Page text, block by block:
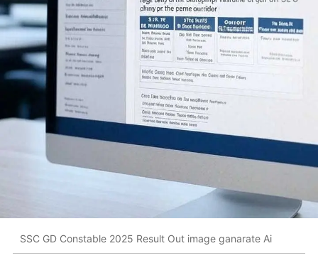
SSC GD Constable 2025 Result Out image ganarate Ai